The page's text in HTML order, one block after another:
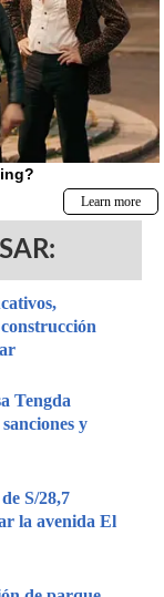
Tengda
y
S/28,7
la avenida El